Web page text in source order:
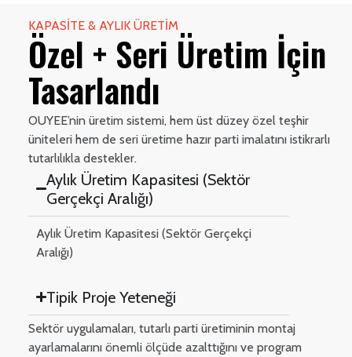
KAPASITE & AYLIK ÜRETIM
Özel + Seri Üretim İçin
Tasarlandı
OUYEE’nin üretim sistemi, hem üst düzey özel teşhir
üniteleri hem de seri üretime hazır parti imalatını istikrarlı
tutarlılıkla destekler.
Aylık Üretim Kapasitesi (Sektör
Gerçekçi Aralığı)
Aylık Üretim Kapasitesi (Sektör Gerçekçi
Aralığı)
Tipik Proje Yeteneği
Sektör uygulamaları, tutarlı parti üretiminin montaj
ayarlamalarını önemli ölçüde azalttığını ve program